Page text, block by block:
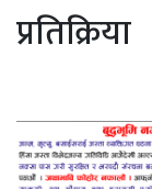
प्रतिक्रिया